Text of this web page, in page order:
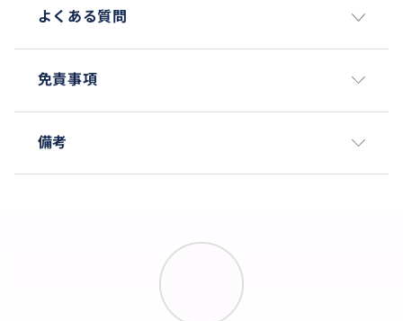
よくある質問
免責事項
備考